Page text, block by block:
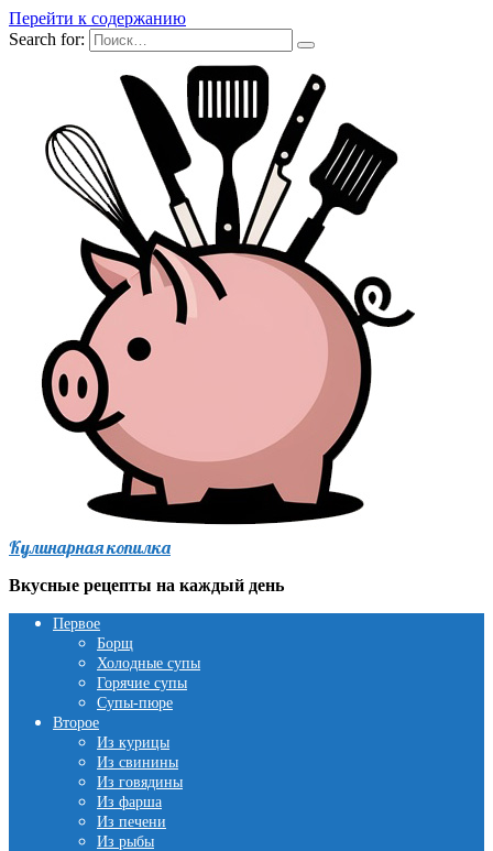
Перейти к содержанию
Search for:
Кулинарная копилка
Вкусные рецепты на каждый день
Первое
Борщ
Холодные супы
Горячие супы
Супы-пюре
Второе
Из курицы
Из свинины
Из говядины
Из фарша
Из печени
Из рыбы